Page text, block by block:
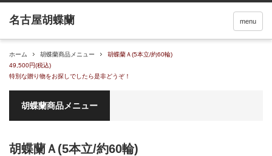
menu
ホーム 胡蝶蘭商品メニュー
胡蝶蘭Ａ(5本立/約60輪)
49,500円(税込)
特別な贈り物をお探しでしたら是非どうぞ！
胡蝶蘭商品メニュー
胡蝶蘭Ａ(5本立/約60輪)